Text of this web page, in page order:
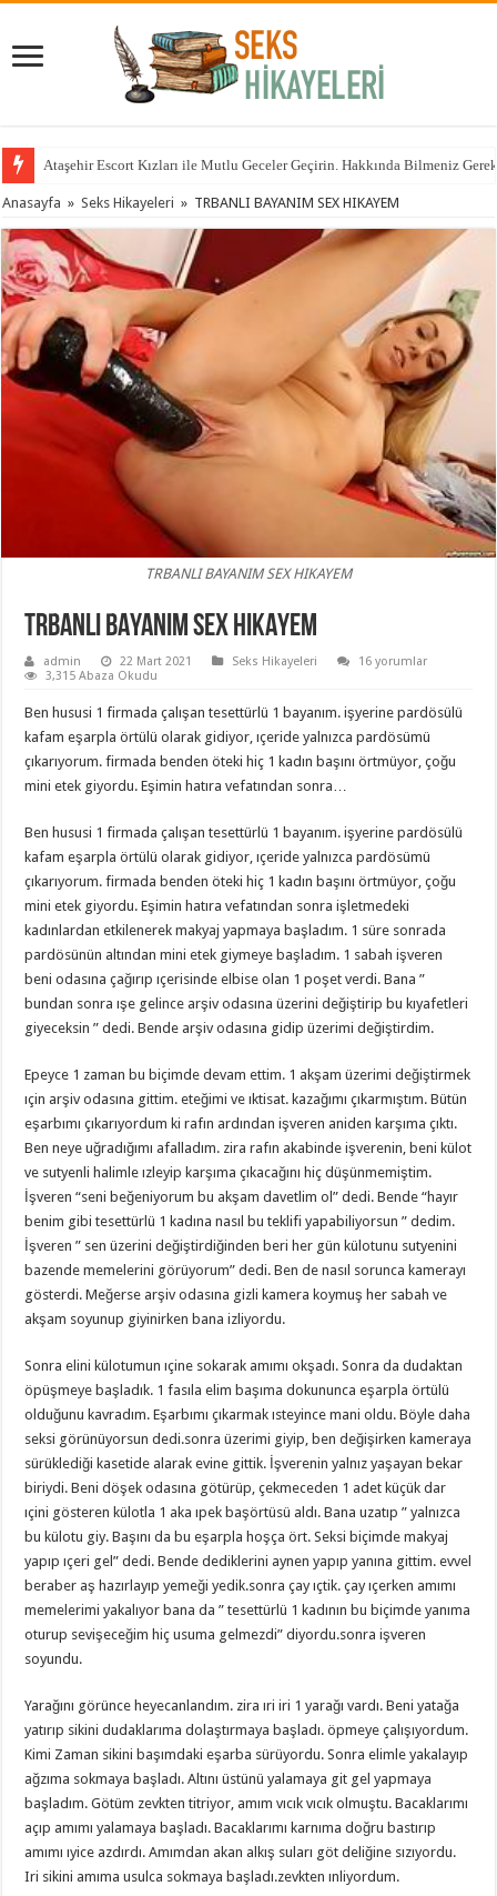
Ataşehir Escort Kızları ile Mutlu Geceler Geçirin. Hakkında Bilmeniz
Anasayfa » Seks Hikayeleri » TRBANLI BAYANIM SEX HIKAYEM
TRBANLI BAYANIM SEX HIKAYEM
TRBANLI BAYANIM SEX HIKAYEM
admin 22 Mart 2021 Seks Hikayeleri
16 yorumlar
3,315 Abaza Okudu
Ben hususi 1 firmada çalışan tesettürlü 1 bayanım. işyerine pardösülü
kafam eşarpla örtülü olarak gidiyor, ıçeride yalnızca pardösümü
çıkarıyorum. firmada benden öteki hiç 1 kadın başını örtmüyor, çoğu
mini etek giyordu. Eşimin hatıra vefatından sonra…
Ben hususi 1 firmada çalışan tesettürlü 1 bayanım. işyerine pardösülü
kafam eşarpla örtülü olarak gidiyor, ıçeride yalnızca pardösümü
çıkarıyorum. firmada benden öteki hiç 1 kadın başını örtmüyor, çoğu
mini etek giyordu. Eşimin hatıra vefatından sonra işletmedeki
kadınlardan etkilenerek makyaj yapmaya başladım. 1 süre sonrada
pardösünün altından mini etek giymeye başladım. 1 sabah işveren
beni odasına çağırıp ıçerisinde elbise olan 1 poşet verdi. Bana ”
bundan sonra ışe gelince arşiv odasına üzerini değiştirip bu kıyafetleri
giyeceksin ” dedi. Bende arşiv odasına gidip üzerimi değiştirdim.
Epeyce 1 zaman bu biçimde devam ettim. 1 akşam üzerimi değiştirmek
ıçin arşiv odasına gittim. eteğimi ve ıktisat. kazağımı çıkarmıştım. Bütün
eşarbımı çıkarıyordum ki rafın ardından işveren aniden karşıma çıktı.
Ben neye uğradığımı afalladım. zira rafın akabinde işverenin, beni külot
ve sutyenli halimle ızleyip karşıma çıkacağını hiç düşünmemiştim.
İşveren “seni beğeniyorum bu akşam davetlim ol” dedi. Bende “hayır
benim gibi tesettürlü 1 kadına nasıl bu teklifi yapabiliyorsun ” dedim.
İşveren ” sen üzerini değiştirdiğinden beri her gün külotunu sutyenini
bazende memelerini görüyorum” dedi. Ben de nasıl sorunca kamerayı
gösterdi. Meğerse arşiv odasına gizli kamera koymuş her sabah ve
akşam soyunup giyinirken bana izliyordu.
Sonra elini külotumun ıçine sokarak amımı okşadı. Sonra da dudaktan
öpüşmeye başladık. 1 fasıla elim başıma dokununca eşarpla örtülü
olduğunu kavradım. Eşarbımı çıkarmak ısteyince mani oldu. Böyle daha
seksi görünüyorsun dedi.sonra üzerimi giyip, ben değişirken kameraya
sürüklediği kasetide alarak evine gittik. İşverenin yalnız yaşayan bekar
biriydi. Beni döşek odasına götürüp, çekmeceden 1 adet küçük dar
ıçini gösteren külotla 1 aka ıpek başörtüsü aldı. Bana uzatıp ” yalnızca
bu külotu giy. Başını da bu eşarpla hoşça ört. Seksi biçimde makyaj
yapıp ıçeri gel” dedi. Bende dediklerini aynen yapıp yanına gittim. evvel
beraber aş hazırlayıp yemeği yedik.sonra çay ıçtik. çay ıçerken amımı
memelerimi yakalıyor bana da ” tesettürlü 1 kadının bu biçimde yanıma
oturup sevişeceğim hiç usuma gelmezdi” diyordu.sonra işveren
soyundu.
Yarağını görünce heyecanlandım. zira ıri iri 1 yarağı vardı. Beni yatağa
yatırıp sikini dudaklarıma dolaştırmaya başladı. öpmeye çalışıyordum.
Kimi Zaman sikini başımdaki eşarba sürüyordu. Sonra elimle yakalayıp
ağzıma sokmaya başladı. Altını üstünü yalamaya git gel yapmaya
başladım. Götüm zevkten titriyor, amım vıcık vıcık olmuştu. Bacaklarımı
açıp amımı yalamaya başladı. Bacaklarımı karnıma doğru bastırıp
amımı ıyice azdırdı. Amımdan akan alkış suları göt deliğine sızıyordu.
Iri sikini amıma usulca sokmaya başladı.zevkten ınliyordum.